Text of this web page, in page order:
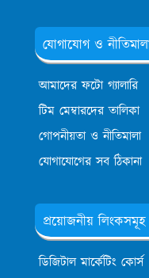
যোগাযোগ ও
আমাদের ফটো গ্যালারি
টিম মেম্বারদের তালিকা
গোপনীয়তা ও নীতিমালা
যোগাযোগের সব ঠিকানা
প্রয়োজনীয় লিংকসমূহ
ডিজিটাল মার্কেটিং কোর্স